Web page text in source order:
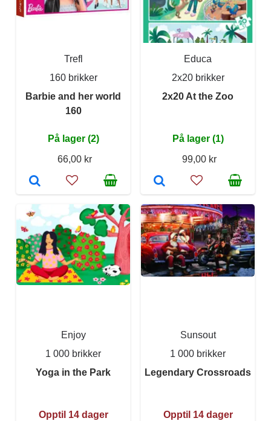
Trefl
160 brikker
Barbie and her world
160
På lager (2)
66,00 kr
Educa
2x20 brikker
2x20 At the Zoo
På lager (1)
99,00 kr
Enjoy
1 000 brikker
Yoga in the Park
Opptil 14 dager
Sunsout
1 000 brikker
Legendary Crossroads
Opptil 14 dager